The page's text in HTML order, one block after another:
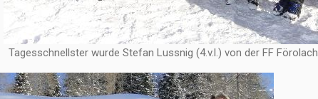
Tagesschnellster wurde Stefan Lussnig (4.v.l.) von der FF Förolach